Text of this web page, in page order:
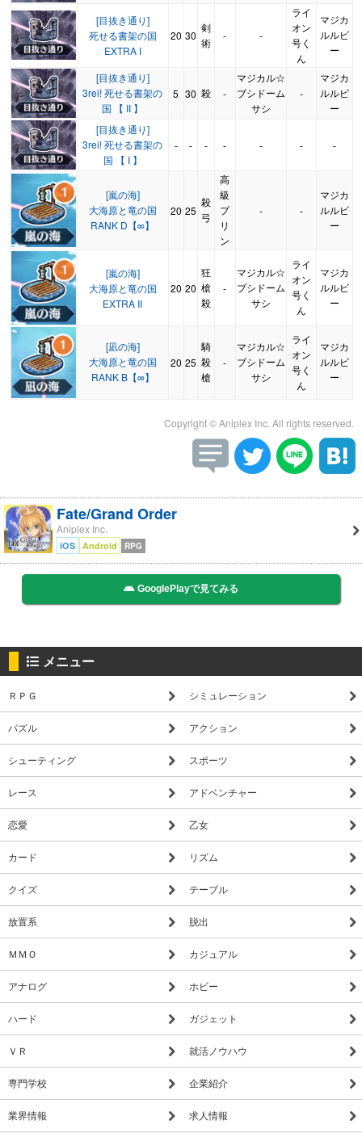
[目抜き通り]
死せる書架の国
EXTRA I
20 30
剣
術
- -
ライ
オン
号く
ん
マジカ
ルルビ
ー
[目抜き通り]
3rei! 死せる書架の
国 【 II 】
5 30 殺 -
マジカル☆
ブシドーム
サシ
-
マジカ
ルルビ
ー
[目抜き通り]
3rei! 死せる書架の
国 【 I 】
- - - - - - -
[嵐の海]
大海原と竜の国
RANK D【∞】
20 25
殺
弓
高
級
プ
リ
ン
- -
マジカ
ルルビ
ー
[嵐の海]
大海原と竜の国
EXTRA II
20 20
狂
槍
殺
-
マジカル☆
ブシドーム
サシ
ライ
オン
号く
ん
マジカ
ルルビ
ー
[凪の海]
大海原と竜の国
RANK B【∞】
20 25
騎
殺
槍
-
マジカル☆
ブシドーム
サシ
ライ
オン
号く
ん
マジカ
ルルビ
ー
Copyright © Aniplex Inc. All rights reserved.
Fate/Grand Order
Aniplex Inc.
iOS Android RPG
GooglePlayで見てみる
メニュー
ＲＰＧ シミュレーション
パズル アクション
シューティング スポーツ
レース アドベンチャー
恋愛 乙女
カード リズム
クイズ テーブル
放置系 脱出
ＭＭＯ カジュアル
アナログ ホビー
ハード ガジェット
ＶＲ 就活ノウハウ
専門学校 企業紹介
業界情報 求人情報